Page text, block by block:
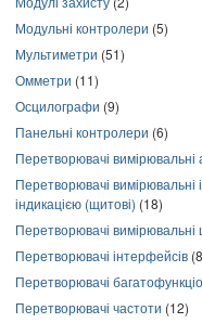
Модульні контролери (5)
Мультиметри (51)
Омметри (11)
Осцилографи (9)
Панельні контролери (6)
Перетворювачі вимірювальні
Перетворювачі
індикацією (щитові) (18)
Перетворювачі вимірювальні
Перетворювачі інтерфейсів
Перетворювачі
Перетворювачі частоти (12)